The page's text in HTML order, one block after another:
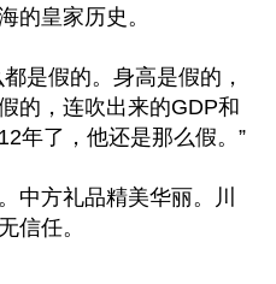
的皇家历史。
是假的。身高是假的，
的，连吹出来的GDP和
年了，他还是那么假。”
中方礼品精美华丽。川
信任。